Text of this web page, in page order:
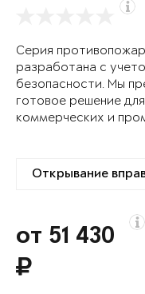
Серия
разработана с
безопасности. Мы
готовое решение
коммерческих и
от 51 430